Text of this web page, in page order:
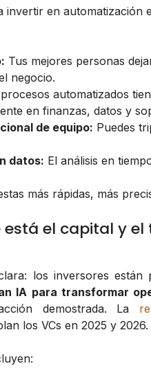
invertir en automatización
Tus mejores personas
negocio.
automatizados
en finanzas, datos y
de equipo: Puedes
datos: El análisis en
más rápidas, más
está el capital y
los inversores están
IA para transformar
demostrada. La
los VCs en 2025 y 2026.